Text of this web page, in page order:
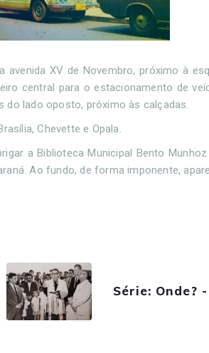
XV de Novembro, próximo à
central para o estacionamento de
do lado oposto, próximo às calçadas.
Chevette e Opala.
a Biblioteca Municipal Bento
Ao fundo, de forma imponente,
Série: Onde?